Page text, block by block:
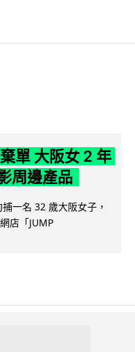
單 大阪女 2 年
周邊產品
一名 32 歲大阪女子，
店「JUMP